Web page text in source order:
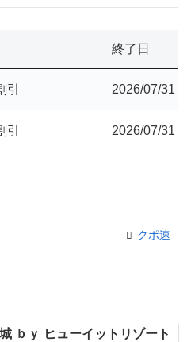
終了日
2026/07/31
2026/07/31
クポ速
ｂｙ ヒューイットリゾート